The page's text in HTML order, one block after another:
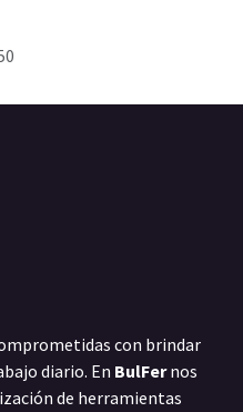
con brindar
diario. En BulFernos
de herramientas